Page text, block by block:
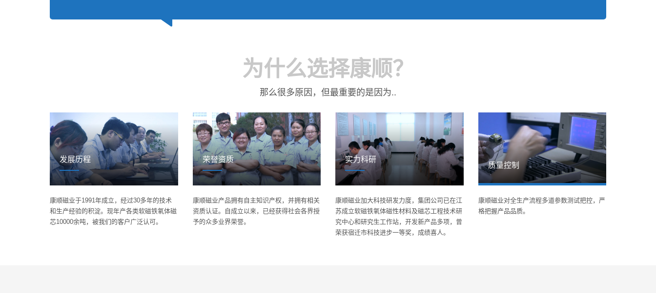
为什么选择康顺？
那么很多原因，但最重要的是因为..
发展历程
康顺磁业于1991年成立，经过30多年的技术
和生产经验的积淀。现年产各类软磁铁氧体磁
芯10000余吨，被我们的客户广泛认可。
荣誉资质
康顺磁业产品拥有自主知识产权，并拥有相关
资质认证。自成立以来，已经获得社会各界授
予的众多业界荣誉。
实力科研
康顺磁业加大科技研发力度，集团公司已在江
苏成立软磁铁氧体磁性材料及磁芯工程技术研
究中心和研究生工作站，开发新产品多项，曾
荣获宿迁市科技进步一等奖，成绩喜人。
质量控制
康顺磁业对全生产流程多道参数测试把控，严
格把握产品品质。